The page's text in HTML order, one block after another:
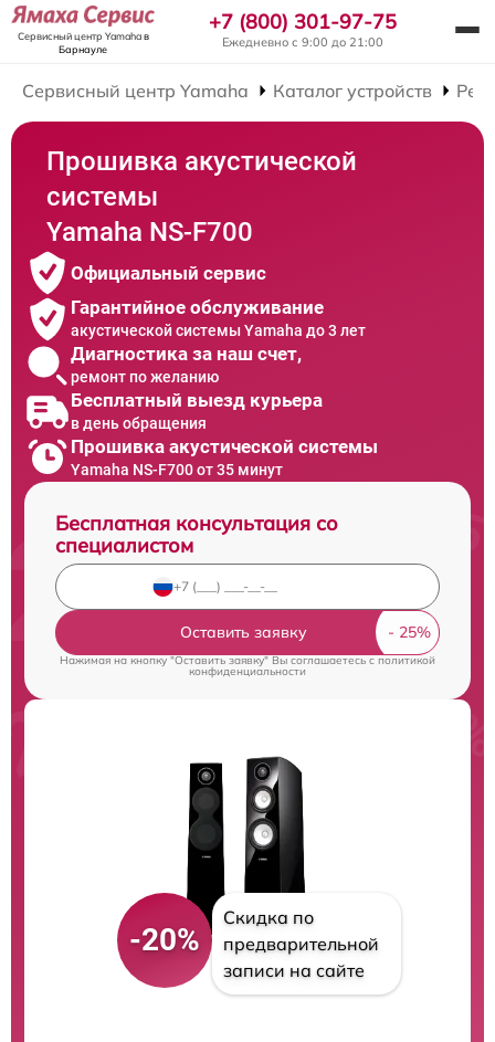
Сервисный центр Yamahaв
Барнауле
+7 (800) 301-97-75
Ежедневно с 9:00 до 21:00
Сервисный центр Yamaha Каталог устройств
Прошивка акустической
системы
Yamaha NS-F700
Официальный сервис
Гарантийное обслуживание
акустической системы Yamaha до 3 лет
Диагностика за наш счет,
ремонт по желанию
Бесплатный выезд курьера
в день обращения
Прошивка акустической системы
Yamaha NS-F700 от 35 минут
Бесплатная консультация со
специалистом
Оставить заявку
Нажимая на кнопку "Оставить заявку" Вы соглашаетесь cполитикой
конфиденциальности
-20%
Скидка по
предварительной
записи на сайте